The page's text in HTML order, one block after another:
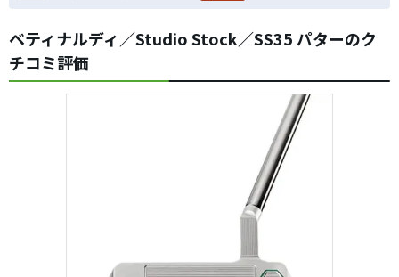
ベティナルディ／Studio Stock／SS35 パターのク
チコミ評価